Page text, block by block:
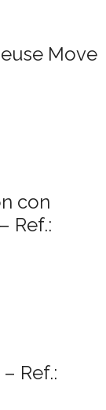
Move
con
Ref.:
Ref.: